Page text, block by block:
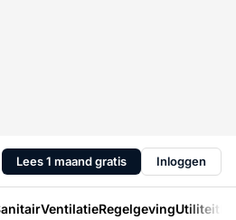
Lees 1 maand gratis Inloggen
VentilatieRegelgevingUtiliteit